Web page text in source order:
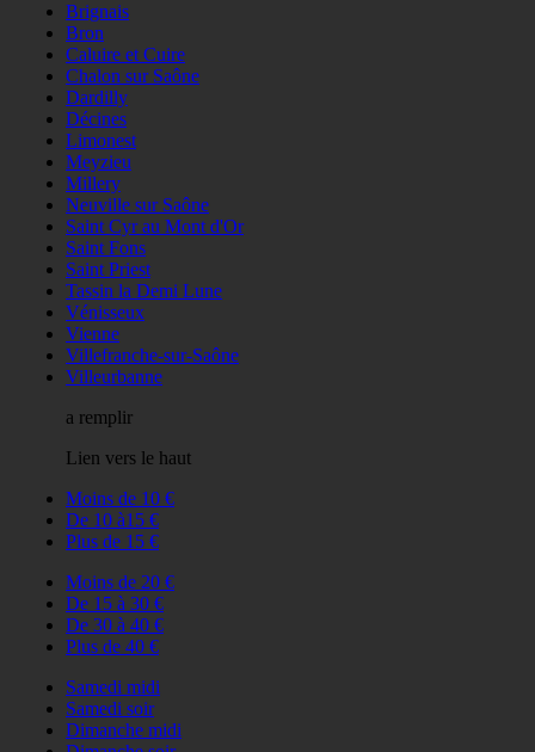
Brignais
Bron
Caluire et Cuire
Chalon sur Saône
Dardilly
Décines
Limonest
Meyzieu
Millery
Neuville sur Saône
Saint Cyr au Mont d'Or
Saint Fons
Saint Priest
Tassin la Demi Lune
Vénisseux
Vienne
Villefranche-sur-Saône
Villeurbanne
a remplir
Lien vers le haut
Moins de 10 €
De 10 à15 €
Plus de 15 €
Moins de 20 €
De 15 à 30 €
De 30 à 40 €
Plus de 40 €
Samedi midi
Samedi soir
Dimanche midi